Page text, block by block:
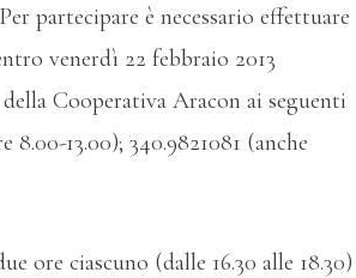
partecipare è necessario effettuare
venerdì 22 febbraio 2013
Cooperativa Aracon ai seguenti
8.00-13.00); 340.9821081 (anche
ore ciascuno (dalle 16.30 alle 18.30)